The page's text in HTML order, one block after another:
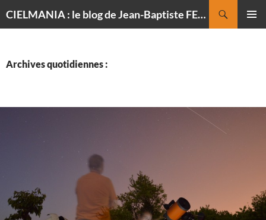
CIELMANIA : le blog de Jean-Baptiste FELDMANN, photographe du ciel
Archives quotidiennes :